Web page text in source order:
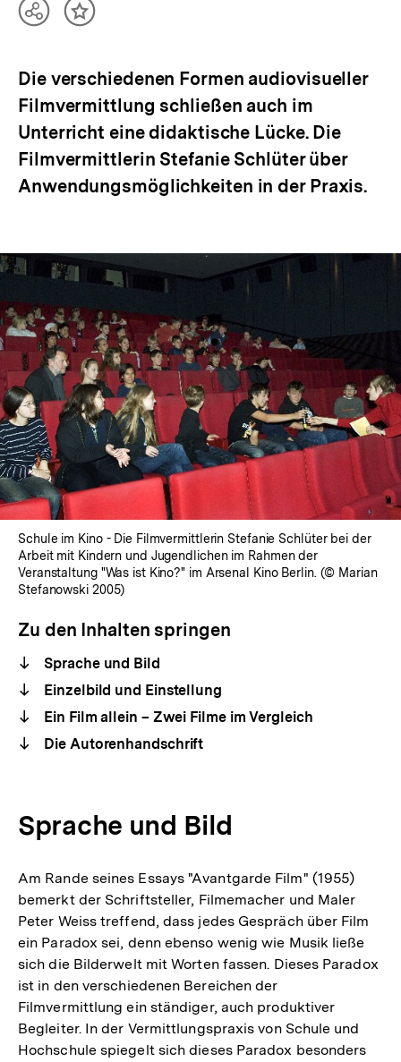
TeilenInhalt
Die verschiedenen Formen audiovisueller
Filmvermittlung schließen auch im
Unterricht eine didaktische Lücke. Die
Filmvermittlerin Stefanie Schlüter über
Anwendungsmöglichkeiten in der Praxis.
Schule im Kino - Die Filmvermittlerin Stefanie Schlüter bei der
Arbeit mit Kindern und Jugendlichen im Rahmen der
Veranstaltung "Was ist Kino?" im Arsenal Kino Berlin. (© Marian
Stefanowski 2005)
Zu den Inhalten springen
Sprache und Bild
Einzelbild und Einstellung
Ein Film allein – Zwei Filme im Vergleich
Die Autorenhandschrift
Sprache und Bild
Am Rande seines Essays "Avantgarde Film" (1955)
bemerkt der Schriftsteller, Filmemacher und Maler
Peter Weiss treffend, dass jedes Gespräch über Film
ein Paradox sei, denn ebenso wenig wie Musik ließe
sich die Bilderwelt mit Worten fassen. Dieses Paradox
ist in den verschiedenen Bereichen der
Filmvermittlung ein ständiger, auch produktiver
Begleiter. In der Vermittlungspraxis von Schule und
Hochschule spiegelt sich dieses Paradox besonders